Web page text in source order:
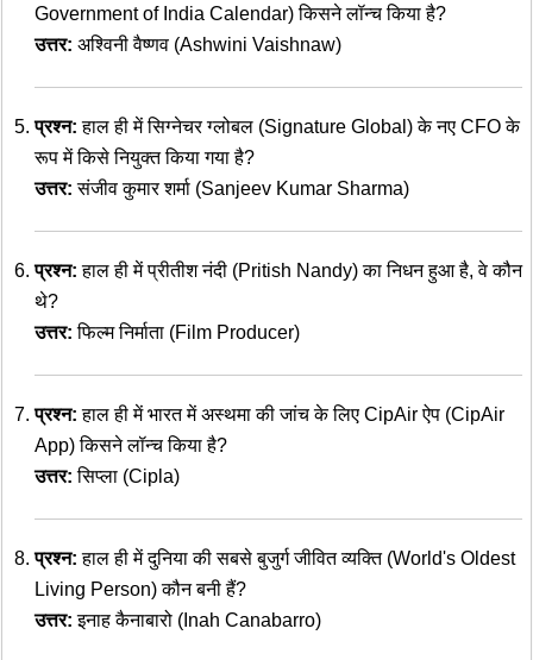
Government of India Calendar) किसने लॉन्च किया है?
उत्तर: अश्विनी वैष्णव (Ashwini Vaishnaw)
प्रश्न: हाल ही में सिग्नेचर ग्लोबल (Signature Global) के नए CFO के
रूप में किसे नियुक्त किया गया है?
उत्तर: संजीव कुमार शर्मा (Sanjeev Kumar Sharma)
प्रश्न: हाल ही में प्रीतीश नंदी (Pritish Nandy) का निधन हुआ है, वे कौन
थे?
उत्तर: फिल्म निर्माता (Film Producer)
प्रश्न: हाल ही में भारत में अस्थमा की जांच के लिए CipAir ऐप (CipAir
App) किसने लॉन्च किया है?
उत्तर: सिप्ला (Cipla)
प्रश्न: हाल ही में दुनिया की सबसे बुजुर्ग जीवित व्यक्ति (World's Oldest
Living Person) कौन बनी हैं?
उत्तर: इनाह कैनाबारो (Inah Canabarro)